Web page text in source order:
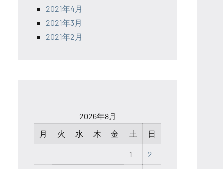
2021年4月
2021年3月
2021年2月
2026年8月
月
火 水 木 金 土 日
1 2